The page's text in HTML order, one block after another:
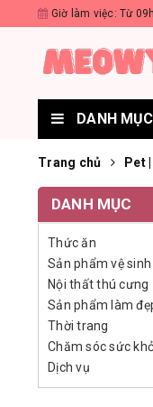
Giờ làm việc: Từ
DANH
Trang chủ Pet
DANH MỤC
Thức ăn
Sản phẩm vệ sinh
Nội thất thú cưng
Sản phẩm làm
Thời trang
Chăm sóc sức
Dịch vụ